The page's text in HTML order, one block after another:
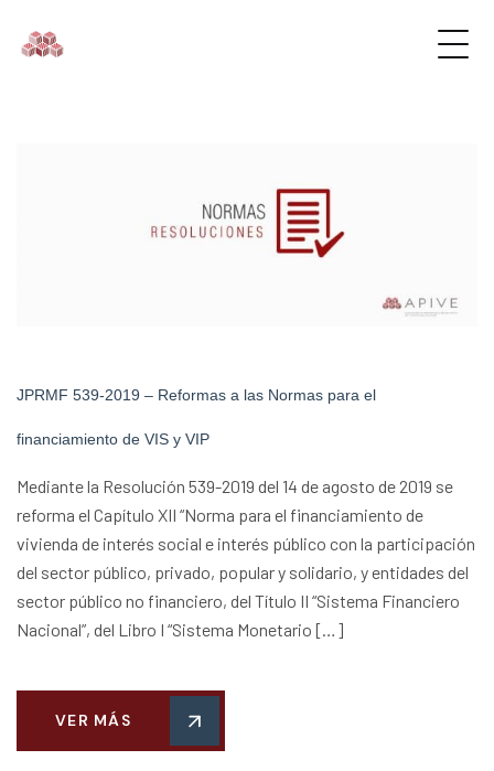
JPRMF 539-2019 – Reformas a las Normas para el
financiamiento de VIS y VIP
Mediante la Resolución 539-2019 del 14 de agosto de 2019 se
reforma el Capítulo XII “Norma para el financiamiento de
vivienda de interés social e interés público con la participación
del sector público, privado, popular y solidario, y entidades del
sector público no financiero, del Título II “Sistema Financiero
Nacional”, del Libro I “Sistema Monetario […]
VER MÁS